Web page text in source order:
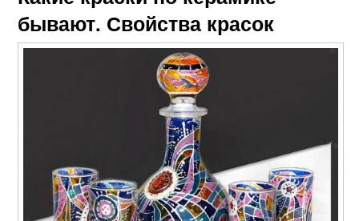
бывают. Свойства красок